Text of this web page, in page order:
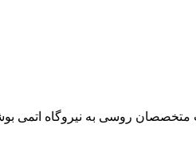
روسی به نیروگاه اتمی